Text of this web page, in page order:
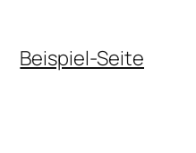
Beispiel-Seite